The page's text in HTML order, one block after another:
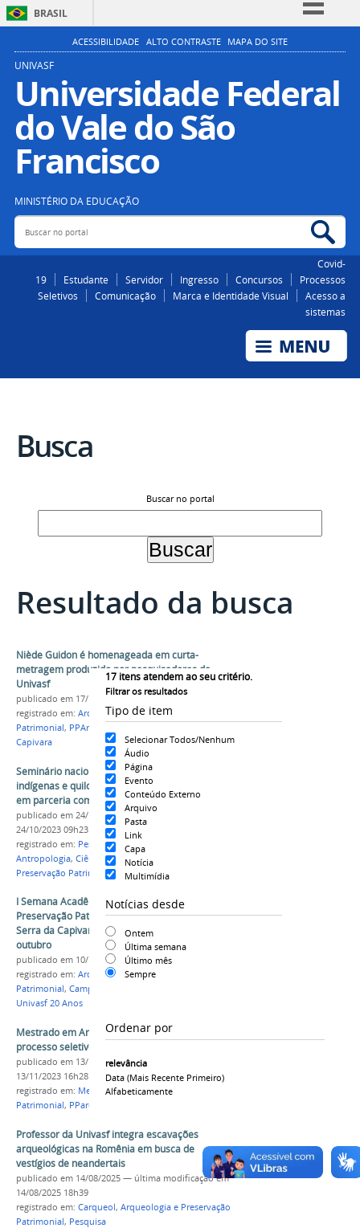
BRASIL
Simplifique!
Participe
Acesso à informação
Legislação
ACESSIBILIDADE ALTO CONTRASTE MAPA DO SITE
UNIVASF
Universidade Federal
do Vale do São
Francisco
MINISTÉRIO DA EDUCAÇÃO
Buscar no portal
Covid-
19
Estudante Servidor Ingresso Concursos
Processos
Seletivos
Comunicação Marca e Identidade Visual
Acesso a
sistemas
Busca
Buscar no portal
Resultado da busca
17 itens atendem ao seu critério.
Filtrar os resultados
Tipo de item
Selecionar Todos/Nenhum
Áudio
Página
Evento
Conteúdo Externo
Arquivo
Pasta
Link
Capa
Notícia
Multimídia
Notícias desde
Ontem
Última semana
Último mês
Sempre
Ordenar por
relevância
Data (mais Recente Primeiro)
Alfabeticamente
Niède Guidon é homenageada em curta-
metragem produzido por pesquisadores da
Univasf
publicado em 17/10/2025
registrado em: Arqueologia e Preservação
Patrimonial, PPArque
Capivara
Seminário nacional sobre territorialidades
indígenas e quilombolas foi realizado no Piauí
em parceria com Univasf
publicado em 24/10/2023 — última modificação
24/10/2023 09h23
registrado em: Pesquisa, Povos Originários
Antropologia, Ciências Sociais , Arqueologia e
Preservação Patrimonial
I Semana Acadêmica de Arqueologia e
Preservação Patrimonial acontece no Campus
Serra da Capivara entre os dias 14 e 16 de
outubro
publicado em 10/10/2024
registrado em: Arqueologia e Preservação
Patrimonial, Campus Serra da Capivara
Univasf 20 Anos
Mestrado em Arqueologia da Univasf realiza
processo seletivo para turma 2024
publicado em 13/11/2023—última modificação
13/11/2023 16h28
registrado em: Mestrado,Arqueologia e Preservação
Patrimonial, PParque
Professor da Univasf integra escavações
arqueológicas na Romênia em busca de
vestígios de neandertais
publicado em 14/08/2025 — última modificaçãoem
14/08/2025 18h39
registrado em: Carqueol, Arqueologia e Preservação
Patrimonial, Pesquisa